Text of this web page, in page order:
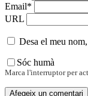
Email*
URL
Desa el meu
Sóc humà
Marca l'interruptor per